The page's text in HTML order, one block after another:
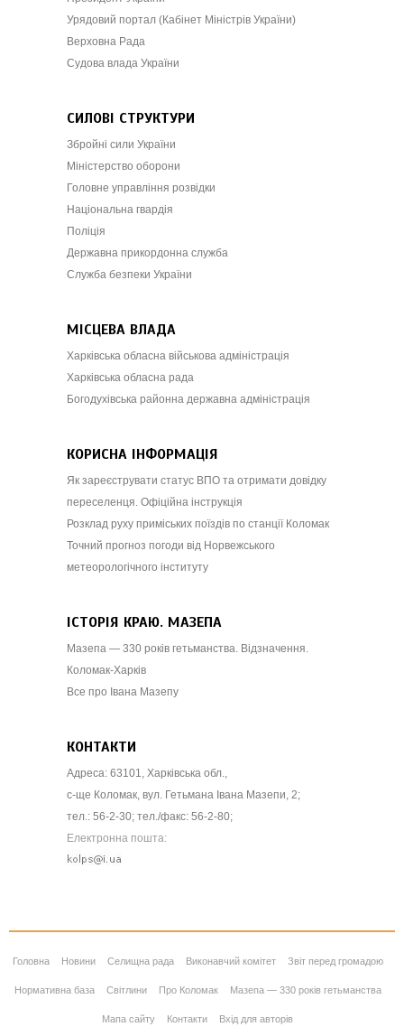
Урядовий портал (Кабінет Міністрів України)
Верховна Рада
Судова влада України
СИЛОВІ СТРУКТУРИ
Збройні сили України
Міністерство оборони
Головне управління розвідки
Національна гвардія
Поліція
Державна прикордонна служба
Служба безпеки України
МІСЦЕВА ВЛАДА
Харківська обласна військова адміністрація
Харківська обласна рада
Богодухівська районна державна адміністрація
КОРИСНА ІНФОРМАЦІЯ
Як зареєструвати статус ВПО та отримати довідку
переселенця. Офіційна інструкція
Розклад руху приміських поїздів по станції Коломак
Точний прогноз погоди від Норвежського
метеорологічного інституту
ІСТОРІЯ КРАЮ. МАЗЕПА
Мазепа — 330 років гетьманства. Відзначення.
Коломак-Харків
Все про Івана Мазепу
КОНТАКТИ
Адреса: 63101, Харківська обл.,
с-ще Коломак, вул. Гетьмана Івана Мазепи, 2;
тел.: 56-2-30; тел./факс: 56-2-80;
Електронна пошта:
Головна Новини Селищна рада Виконавчий комітет Звіт перед громадою
Нормативна база Світлини Про Коломак Мазепа — 330 років гетьманства
Мапа сайту Контакти Вхід для авторів